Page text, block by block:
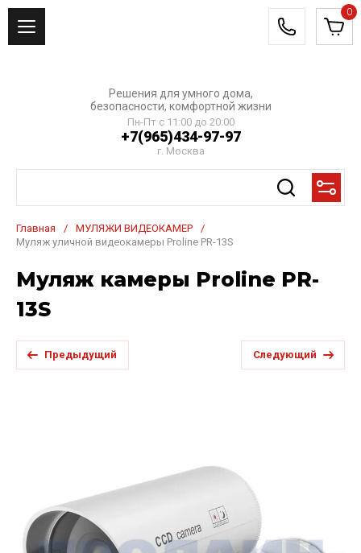
0
Решения для умного дома,
безопасности, комфортной жизни
Пн-Пт с 11:00 до 20:00
+7(965)434-97-97
г. Москва
Главная / МУЛЯЖИ ВИДЕОКАМЕР
/
Муляж уличной видеокамеры Proline PR-13S
Муляж камеры Proline PR-
13S
Предыдущий Следующий